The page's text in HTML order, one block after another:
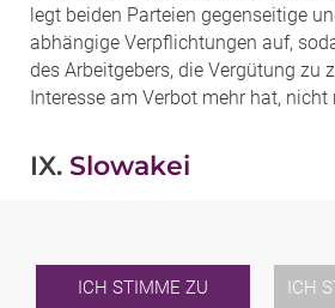
ICH STIMME ZU ICH
legt beiden Parteien gegenseitige
abhängige Verpflichtungen auf,
des Arbeitgebers, die Vergütung zu
Interesse am Verbot mehr hat,
IX. Slowakei
zulässig, den
zukünftigen beruflichen